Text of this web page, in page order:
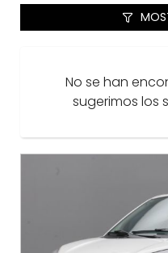
PICKUP Y
No se han
sugerimos los